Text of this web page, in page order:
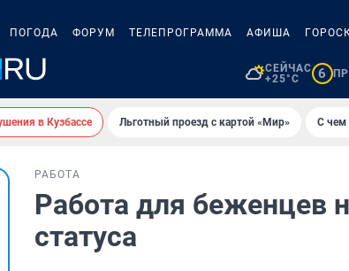
ПОГОДА ФОРУМ ТЕЛЕПРОГРАММА АФИША
СЕЙЧАС
+25°C
6
в Кузбассе Льготный проезд с картой «Мир» С чем
РАБОТА
Работа для беженцев
статуса